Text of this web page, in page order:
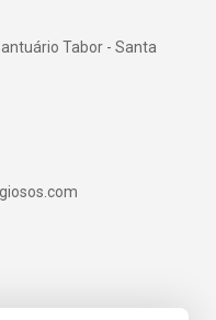
Tabor - Santa